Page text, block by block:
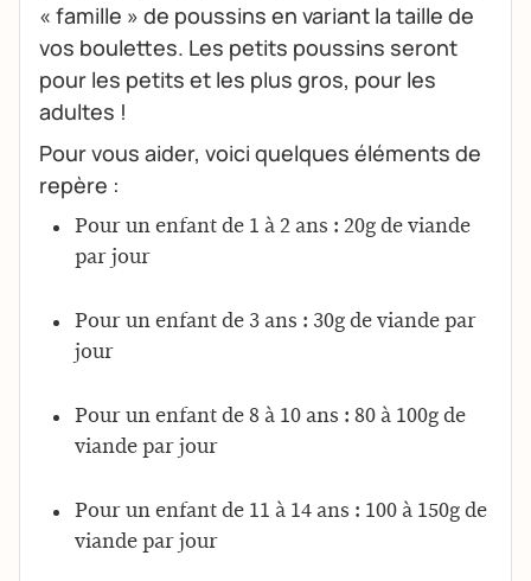
« famille » de poussins en variant la taille de
vos boulettes. Les petits poussins seront
pour les petits et les plus gros, pour les
adultes !
Pour vous aider, voici quelques éléments de
repère :
Pour un enfant de 1 à 2 ans : 20g de viande
par jour
Pour un enfant de 3 ans : 30g de viande par
jour
Pour un enfant de 8 à 10 ans : 80 à 100g de
viande par jour
Pour un enfant de 11 à 14 ans : 100 à 150g de
viande par jour